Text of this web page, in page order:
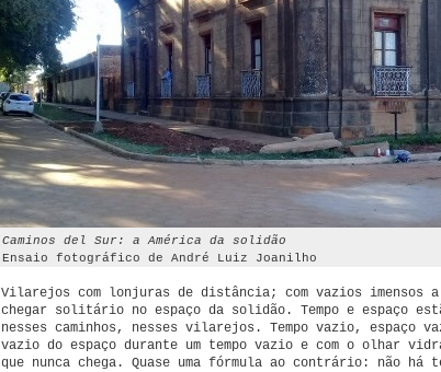
Caminos del Sur: a América da solidão
Ensaio fotográfico de André Luiz Joanilho
Vilarejos com lonjuras de distância; com vazios imensos
chegar solitário no espaço da solidão. Tempo e espaço
nesses caminhos, nesses vilarejos. Tempo vazio, espaço
vazio do espaço durante um tempo vazio e com o olhar
que nunca chega. Quase uma fórmula ao contrário: não há